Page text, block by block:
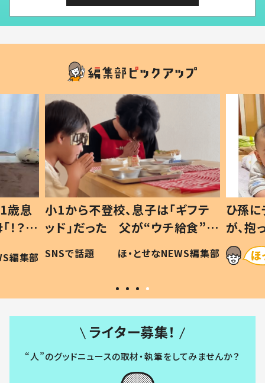
歳息
？」
編集部
小1から不登校、息子は「ギフテ
ッド」だった 父が“ウチ給食”を
作り続ける理由とは #令和の親
#令和の子
SNSで話題 ほ・とせなNEWS編集部
ひ孫
が、
「涙が
い」
ライター募集！
“人”のグッドニュースの取材・執筆をしてみませんか？